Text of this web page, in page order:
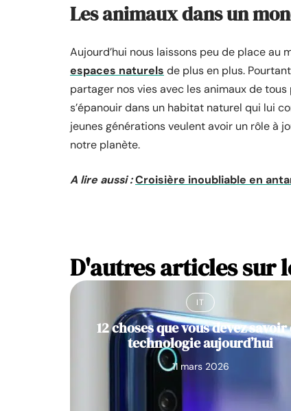
Les animaux dans un
Aujourd’hui nous laissons peu de place au
espaces naturels de plus en plus.
partager nos vies avec les animaux de
s’épanouir dans un habitat naturel qui lui
jeunes générations veulent avoir un rôle à
notre planète.
A lire aussi :Croisière inoubliable en
D'autres articles sur
IT
12 choses que vous devez savoir
technologie aujourd’hui
11 mars 2026